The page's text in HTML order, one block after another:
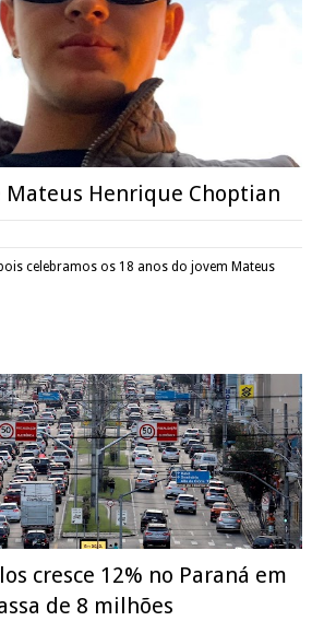
Mateus Henrique Choptian
celebramos os 18 anos do jovem Mateus
cresce 12% no Paraná em
de 8 milhões